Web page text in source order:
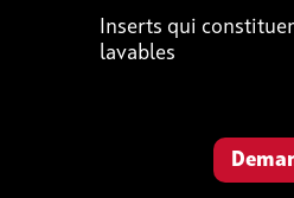
Inserts qui
lavables